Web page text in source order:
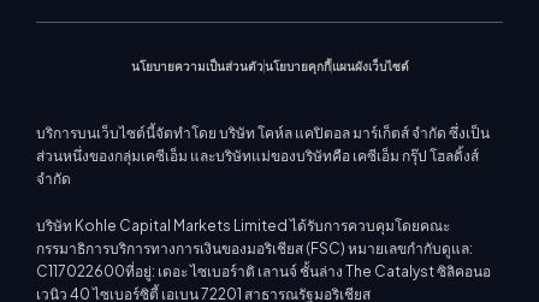
นโยบายความเป็นส่วนตัวนโยบายคุกกี้ แผนผังเว็บไซต์
บริการบนเว็บไซต์นี้จัดทำโดย บริษัท โคห์ล แคปิตอล มาร์เก็ตส์ จำกัด ซึ่งเป็น
ส่วนหนึ่งของกลุ่มเคซีเอ็ม และบริษัทแม่ของบริษัทคือ เคซีเอ็ม กรุ๊ป โฮลดิ้งส์
จำกัด
บริษัท Kohle Capital Markets Limited ได้รับการควบคุมโดยคณะ
กรรมาธิการบริการทางการเงินของมอริเชียส (FSC) หมายเลขกำกับดูแล:
C117022600ที่อยู่: เดอะ ไซเบอร์าติ เลานจ์ ชั้นล่าง The Catalyst ซิลิคอนอ
เวนิว 40 ไซเบอร์ซิตี้ เอเบน 72201 สาธารณรัฐมอริเชียส